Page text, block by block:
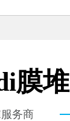
膜堆
务商